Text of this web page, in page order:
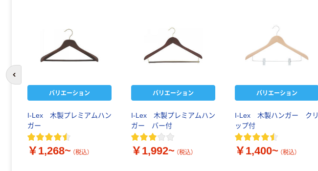
バリエーション
I-Lex 木製プレミアムハン
ガー
￥1,268~ （税込）
バリエーション
I-Lex 木製プレミアムハン
ガー バー付
￥1,992~ （税込）
バリエーション
I-Lex 木製ハンガー クリ
ップ付
￥1,400~ （税込）